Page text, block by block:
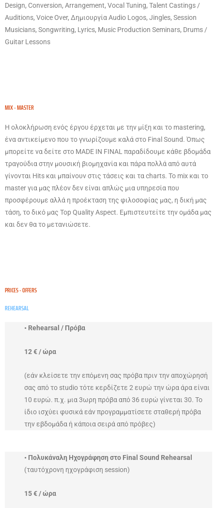
Design, Conversion, Arrangement, Vocal Tuning, Talent Castings /
Auditions, Voice Over, Δημιουργία Audio Logos, Jingles, Session
Musicians, Songwriting, Lyrics, Music Production Seminars, Drums /
Guitar Lessons
MIX - MASTER
Η ολοκλήρωση ενός έργου έρχεται με την μίξη και το mastering,
ένα αντικείμενο που το γνωρίζουμε καλά στο Final Sound. Όπως
μπορείτε να δείτε στο MADE IN FINAL παραδίδουμε κάθε βδομάδα
τραγούδια στην μουσική βιομηχανία και πάρα πολλά από αυτά
γίνονται Hits και μπαίνουν στις τάσεις και τα charts. Το mix και το
master για μας πλέον δεν είναι απλώς μια υπηρεσία που
προσφέρουμε αλλά η προέκταση της φιλοσοφίας μας, η δική μας
τάση, το δικό μας Top Quality Aspect. Εμπιστευτείτε την ομάδα μας
και δεν θα το μετανιώσετε.
PRICES - OFFERS
REHEARSAL
• Rehearsal / Πρόβα
12 € / ώρα
(εάν κλείσετε την επόμενη σας πρόβα πριν την αποχώρησή
σας από το studio τότε κερδίζετε 2 ευρώ την ώρα άρα είναι
10 ευρώ. π.χ. μια 3ωρη πρόβα από 36 ευρώ γίνεται 30. Το
ίδιο ισχύει φυσικά εάν προγραμματίσετε σταθερή πρόβα
την εβδομάδα ή κάποια σειρά από πρόβες)
• Πολυκάναλη Ηχογράφηση στο Final Sound Rehearsal
(ταυτόχρονη ηχογράφιση session)
15 € / ώρα